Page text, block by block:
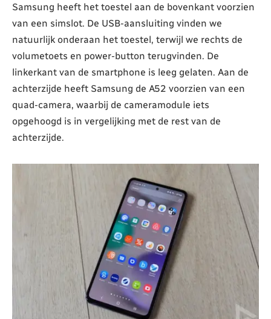
Samsung heeft het toestel aan de bovenkant voorzien
van een simslot. De USB-aansluiting vinden we
natuurlijk onderaan het toestel, terwijl we rechts de
volumetoets en power-button terugvinden. De
linkerkant van de smartphone is leeg gelaten. Aan de
achterzijde heeft Samsung de A52 voorzien van een
quad-camera, waarbij de cameramodule iets
opgehoogd is in vergelijking met de rest van de
achterzijde.